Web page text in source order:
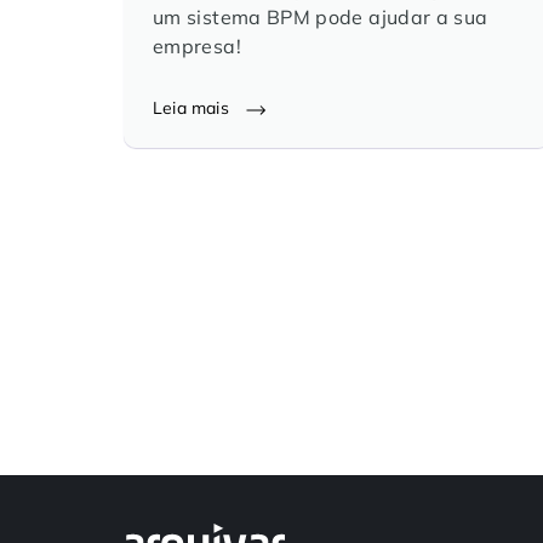
um sistema BPM pode ajudar a sua
empresa!
Leia mais